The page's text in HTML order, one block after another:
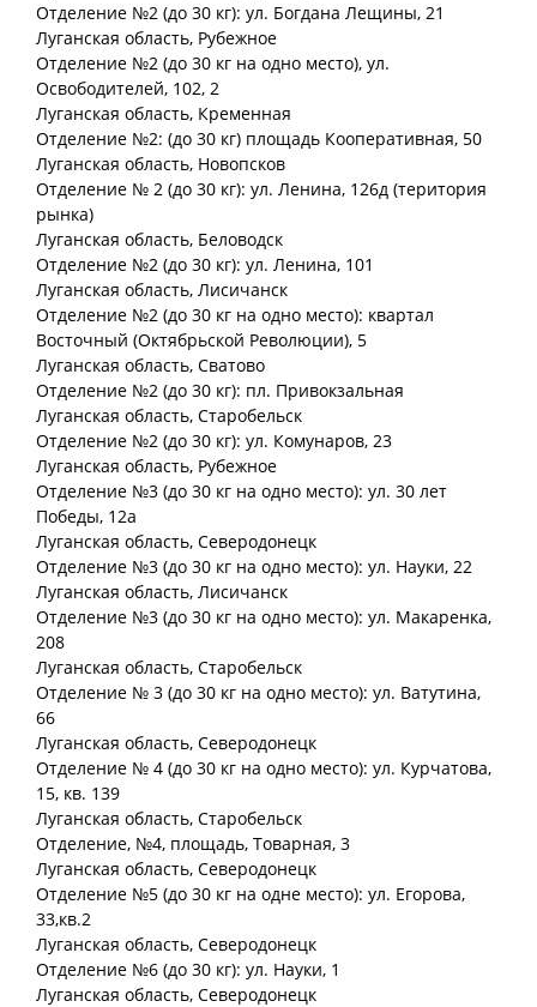
Отделение №2 (до 30 кг): ул. Богдана Лещины, 21
Луганская область, Рубежное
Отделение №2 (до 30 кг на одно место), ул.
Освободителей, 102, 2
Луганская область, Кременная
Отделение №2: (до 30 кг) площадь Кооперативная, 50
Луганская область, Новопсков
Отделение № 2 (до 30 кг): ул. Ленина, 126д (територия
рынка)
Луганская область, Беловодск
Отделение №2 (до 30 кг): ул. Ленина, 101
Луганская область, Лисичанск
Отделение №2 (до 30 кг на одно место): квартал
Восточный (Октябрьской Революции), 5
Луганская область, Сватово
Отделение №2 (до 30 кг): пл. Привокзальная
Луганская область, Старобельск
Отделение №2 (до 30 кг): ул. Комунаров, 23
Луганская область, Рубежное
Отделение №3 (до 30 кг на одно место): ул. 30 лет
Победы, 12а
Луганская область, Северодонецк
Отделение №3 (до 30 кг на одно место): ул. Науки, 22
Луганская область, Лисичанск
Отделение №3 (до 30 кг на одно место): ул. Макаренка,
208
Луганская область, Старобельск
Отделение № 3 (до 30 кг на одно место): ул. Ватутина,
66
Луганская область, Северодонецк
Отделение № 4 (до 30 кг на одно место): ул. Курчатова,
15, кв. 139
Луганская область, Старобельск
Отделение, №4, площадь, Товарная, 3
Луганская область, Северодонецк
Отделение №5 (до 30 кг на одне место): ул. Егорова,
33,кв.2
Луганская область, Северодонецк
Отделение №6 (до 30 кг): ул. Науки, 1
Луганская область, Северодонецк